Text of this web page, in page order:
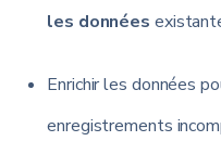
les données
Enrichir les données
enregistrements